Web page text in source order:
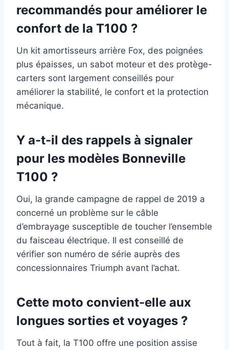
recommandés pour améliorer le
confort de la T100 ?
Un kit amortisseurs arrière Fox, des poignées
plus épaisses, un sabot moteur et des protège-
carters sont largement conseillés pour
améliorer la stabilité, le confort et la protection
mécanique.
Y a-t-il des rappels à signaler
pour les modèles Bonneville
T100 ?
Oui, la grande campagne de rappel de 2019 a
concerné un problème sur le câble
d’embrayage susceptible de toucher l’ensemble
du faisceau électrique. Il est conseillé de
vérifier son numéro de série auprès des
concessionnaires Triumph avant l’achat.
Cette moto convient-elle aux
longues sorties et voyages ?
Tout à fait, la T100 offre une position assise